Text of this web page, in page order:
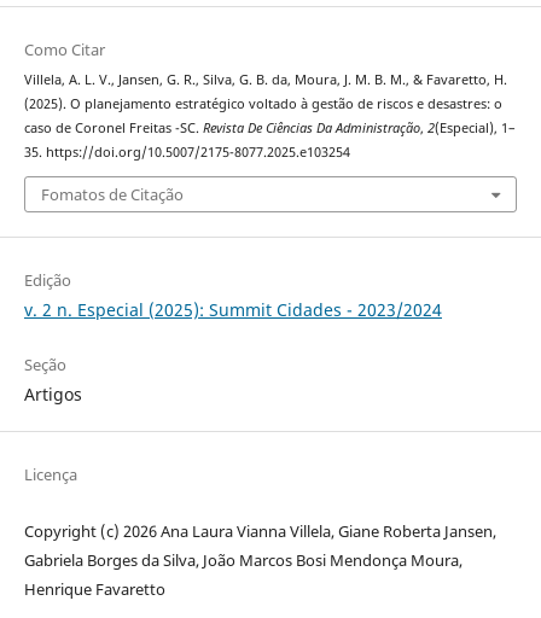
Como Citar
Villela, A. L. V., Jansen, G. R., Silva, G. B. da, Moura, J. M. B. M., & Favaretto, H.
(2025). O planejamento estratégico voltado à gestão de riscos e desastres: o
caso de Coronel Freitas -SC. Revista De Ciências Da Administração, 2(Especial), 1–
35. https://doi.org/10.5007/2175-8077.2025.e103254
Fomatos de Citação
Edição
v. 2 n. Especial (2025): Summit Cidades - 2023/2024
Seção
Artigos
Licença
Copyright (c) 2026 Ana Laura Vianna Villela, Giane Roberta Jansen,
Gabriela Borges da Silva, João Marcos Bosi Mendonça Moura,
Henrique Favaretto